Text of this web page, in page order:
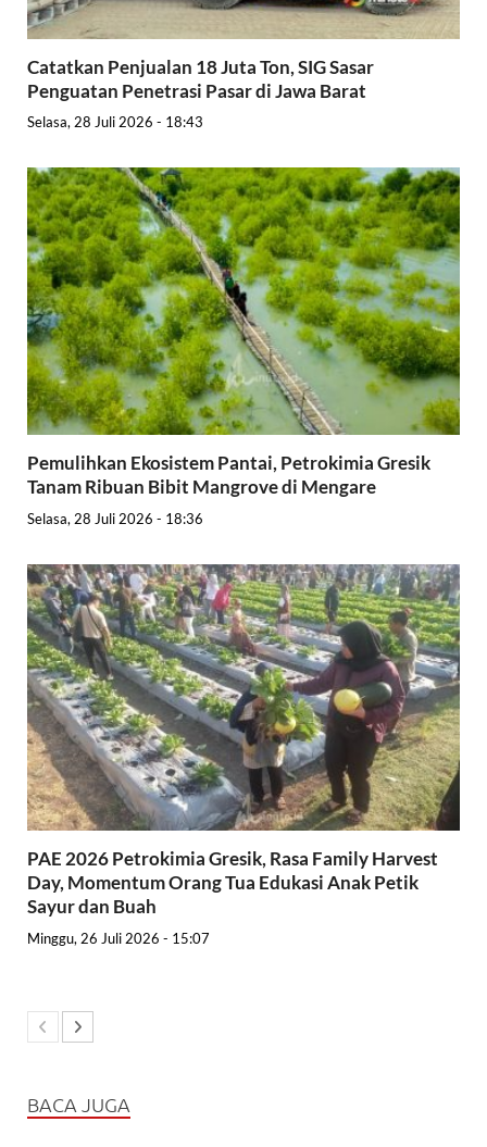
Catatkan Penjualan 18 Juta Ton, SIG Sasar
Penguatan Penetrasi Pasar di Jawa Barat
Selasa, 28 Juli 2026 - 18:43
Pemulihkan Ekosistem Pantai, Petrokimia Gresik
Tanam Ribuan Bibit Mangrove di Mengare
Selasa, 28 Juli 2026 - 18:36
PAE 2026 Petrokimia Gresik, Rasa Family Harvest
Day, Momentum Orang Tua Edukasi Anak Petik
Sayur dan Buah
Minggu, 26 Juli 2026 - 15:07
BACA JUGA